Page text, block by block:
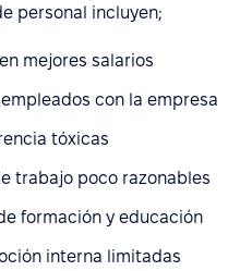
personal incluyen;
mejores salarios
con la empresa
tóxicas
trabajo poco razonables
formación y educación
interna limitadas